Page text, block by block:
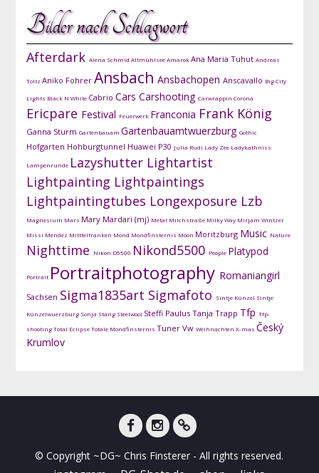
Bilder nach Schlagwort
Afterdark Alena Schmid AltmühlseeAmarokAna Maria Tuhut Andreas
Toltz Aniko Fohrer Ansbach Ansbachopen Anscavallo Big City
Lights Black N White Cabrio Cars Carshooting Carwrappin Corona
Ericpare Festival Feuerwerk Franconia Frank König
Ganna Sturm Gartenbauam Gartenbauamtwuerzburg Gothic
Hofgarten Hohburgtunnel Huawei P30 Julia Rudi Lady Zee Ladykathniss
Lampenrunde Lazyshutter Lightartist
Lightpainting Lightpaintings
Lightpaintingtubes Longexposure Lzb
Magnesium Mars Mary Mardari (mj) Metal Milchstraße Milky Way Mirjam Wintzer
Missi Mendez Mitttelfranken Mond Mondfinsternis Moon Moritzburg Music Nature
Nighttime Nikon D5500 Nikond5500 People Platypod
Portrait Portraitphotography Romaniangirl
Sachsen Sigma1835art Sigmafoto Sintje Künzel Sintje
Künzelwuerzburg Sonja Stang Steelwool Steffi Paulus Tanja Trapp Tfp Tfp-
shootingTotal EclipseTotale Mondfinsternis Tuner Vw Weihnachten X-mas Český
Krumlov
Shots
© Copyright ~DG~ Chris Finsterer - All rights reserved.